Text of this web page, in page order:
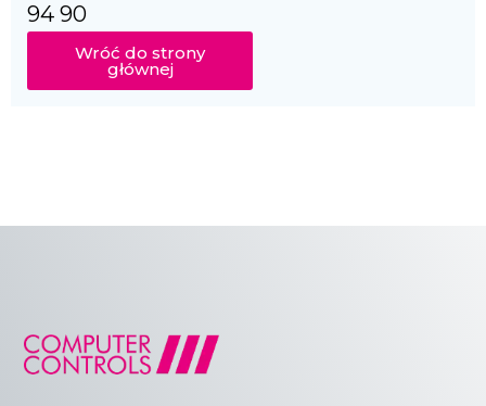
94 90
Wróć do strony
głównej